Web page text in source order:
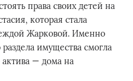
права своих детей на
которая стала
Жарковой. Именно
имущества смогла
актива — дома на